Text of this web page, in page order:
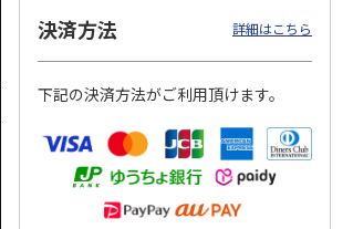
590円
(送料別・税込) (送料別・税込)
決済方法 詳細はこちら
下記の決済方法がご利用頂けます。